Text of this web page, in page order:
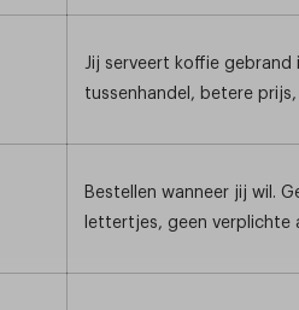
Jij serveert koffie
tussenhandel, betere
Bestellen wanneer jij wil.
lettertjes, geen verplichte